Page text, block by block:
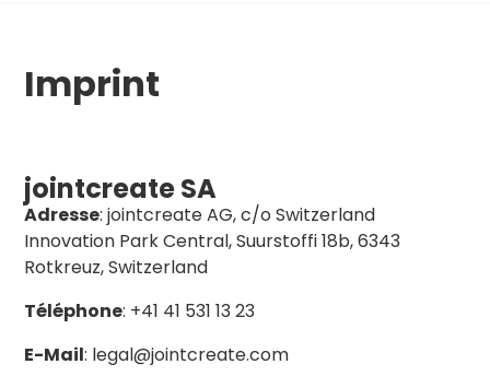
Imprint
jointcreate SA
Adresse: jointcreate AG, c/o Switzerland
Innovation Park Central, Suurstoffi 18b, 6343
Rotkreuz, Switzerland
Téléphone: +41 41 531 13 23
E-Mail: legal@jointcreate.com